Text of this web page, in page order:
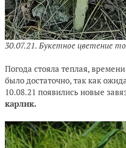
30.07.21. Букетное цветение
Погода стояла теплая,
было достаточно, так как
10.08.21 появились новые
карлик.